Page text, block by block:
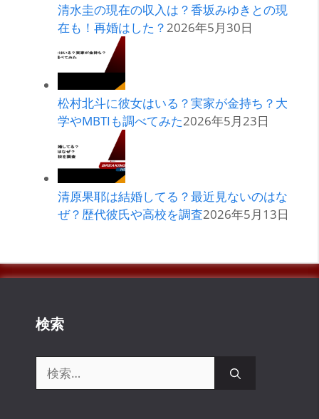
清水圭の現在の収入は？香坂みゆきとの現
在も！再婚はした？2026年5月30日
松村北斗に彼女はいる？実家が金持ち？大
学やMBTIも調べてみた2026年5月23日
清原果耶は結婚してる？最近見ないのはな
ぜ？歴代彼氏や高校を調査2026年5月13日
検索
索: